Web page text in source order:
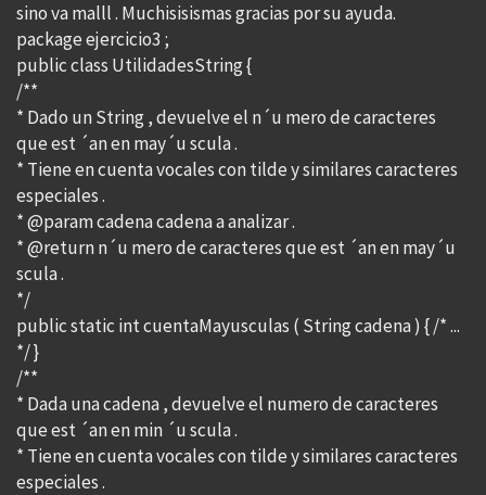
sino va malll . Muchisisismas gracias por su ayuda.
package ejercicio3 ;
public class UtilidadesString {
/**
* Dado un String , devuelve el n´u mero de caracteres
que est ´an en may´u scula .
* Tiene en cuenta vocales con tilde y similares caracteres
especiales .
* @param cadena cadena a analizar .
* @return n´u mero de caracteres que est ´an en may´u
scula .
*/
public static int cuentaMayusculas ( String cadena ) { /* ...
*/ }
/**
* Dada una cadena , devuelve el numero de caracteres
que est ´an en min ´u scula .
* Tiene en cuenta vocales con tilde y similares caracteres
especiales .